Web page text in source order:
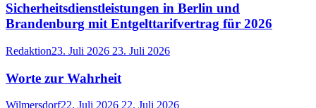
Sicherheitsdienstleistungen in Berlin und
Brandenburg mit Entgelttarifvertrag für 2026
Redaktion23. Juli 2026 23. Juli 2026
Worte zur Wahrheit
Wilmersdorf22. Juli 2026 22. Juli 2026